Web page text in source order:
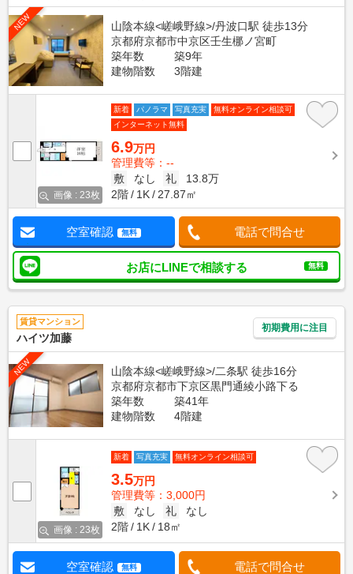
NEW
山陰本線<嵯峨野線>/丹波口駅 徒歩13分
京都府京都市中京区壬生梛ノ宮町
築年数
築9年
建物階数
3階建
画像 : 23枚
新着 パノラマ 写真充実
無料オンライン相談可
インターネット無料
6.9万円
管理費等：--
敷
なし 礼
13.8万
2階
1K 27.87㎡
空室確認 無料 電話で問合せ
お店にLINEで相談する 無料
賃貸マンション
ハイツ加藤
初期費用に注目
NEW
山陰本線<嵯峨野線>/二条駅 徒歩16分
京都府京都市下京区黒門通綾小路下る
築年数
築41年
建物階数
4階建
画像 : 23枚
新着 写真充実 無料オンライン相談可
3.5万円
管理費等：3,000円
敷
なし 礼
なし
2階
1K 18㎡
空室確認 無料 電話で問合せ